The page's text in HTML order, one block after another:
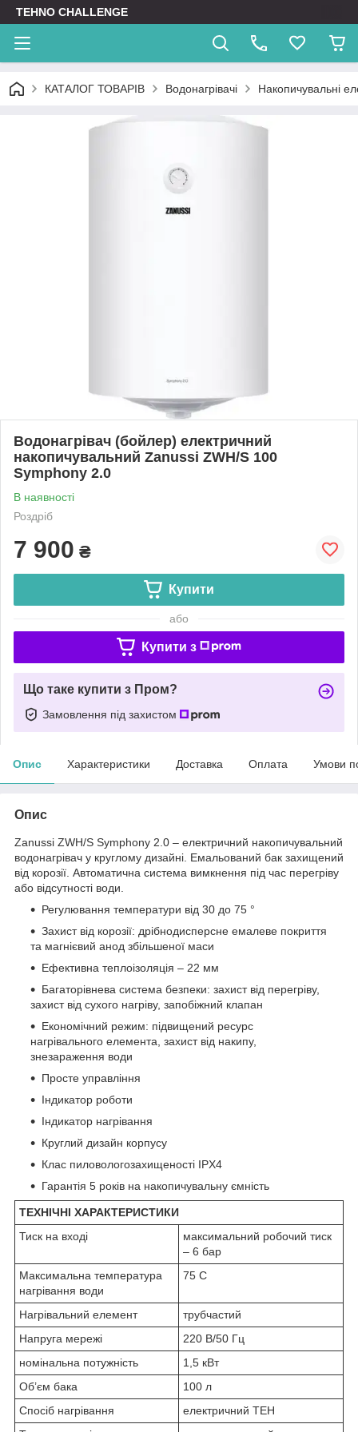
TEHNO CHALLENGE
КАТАЛОГ ТОВАРІВ Водонагрівачі Накопичувальні
Водонагрівач (бойлер) електричний
накопичувальний Zanussi ZWH/S 100
Symphony 2.0
В наявності
Роздріб
7 900 ₴
Купити
або
Купити з
Що таке купити з Пром?
Замовлення під захистом
Опис Характеристики Доставка Оплата Умови
Опис
Zanussi ZWH/S Symphony 2.0 – електричний накопичувальний
водонагрівач у круглому дизайні. Емальований бак захищений
від корозії. Автоматична система вимкнення під час перегріву
або відсутності води.
Регулювання температури від 30 до 75 °
Захист від корозії: дрібнодисперсне емалеве покриття
та магнієвий анод збільшеної маси
Ефективна теплоізоляція – 22 мм
Багаторівнева система безпеки: захист від перегріву,
захист від сухого нагріву, запобіжний клапан
Економічний режим: підвищений ресурс
нагрівального елемента, захист від накипу,
знезараження води
Просте управління
Індикатор роботи
Індикатор нагрівання
Круглий дизайн корпусу
Клас пиловологозахищеності IPX4
Гарантія 5 років на накопичувальну ємність
ТЕХНІЧНІ ХАРАКТЕРИСТИКИ
Тиск на вході
максимальний робочий тиск
– 6 бар
Максимальна температура
нагрівання води
75 C
Нагрівальний елемент
трубчастий
Напруга мережі
220 В/50 Гц
номінальна потужність
1,5 кВт
Об’єм бака
100 л
Спосіб нагрівання
електричний ТЕН